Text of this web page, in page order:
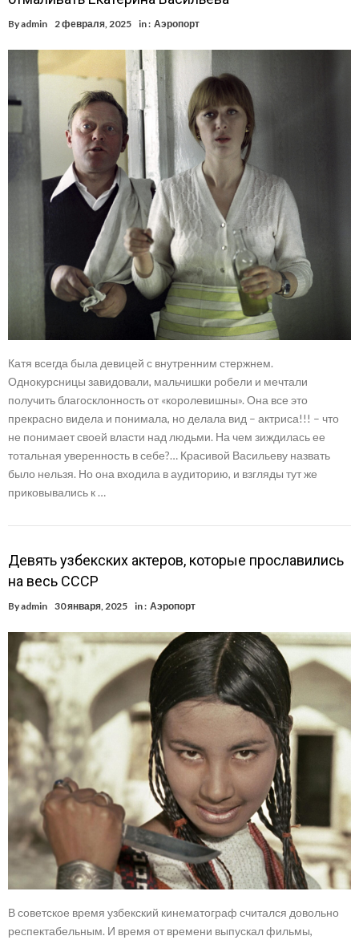
Byadmin 2 февраля, 2025 in : Аэропорт
Катя всегда была девицей с внутренним стержнем.
Однокурсницы завидовали, мальчишки робели и мечтали
получить благосклонность от «королевишны». Она все это
прекрасно видела и понимала, но делала вид – актриса!!! – что
не понимает своей власти над людьми. На чем зиждилась ее
тотальная уверенность в себе?… Красивой Васильеву назвать
было нельзя. Но она входила в аудиторию, и взгляды тут же
приковывались к …
Девять узбекских актеров, которые прославились
на весь СССР
Byadmin 30 января, 2025 in : Аэропорт
В советское время узбекский кинематограф считался довольно
респектабельным. И время от времени выпускал фильмы,